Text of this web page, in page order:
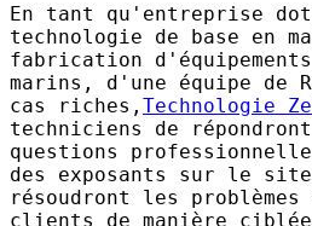
En tant qu'entreprise
technologie de base en
fabrication
marins, d'une équipe de
cas riches, Technologie
techniciens de
questions
des exposants sur le
résoudront les
clients de manière